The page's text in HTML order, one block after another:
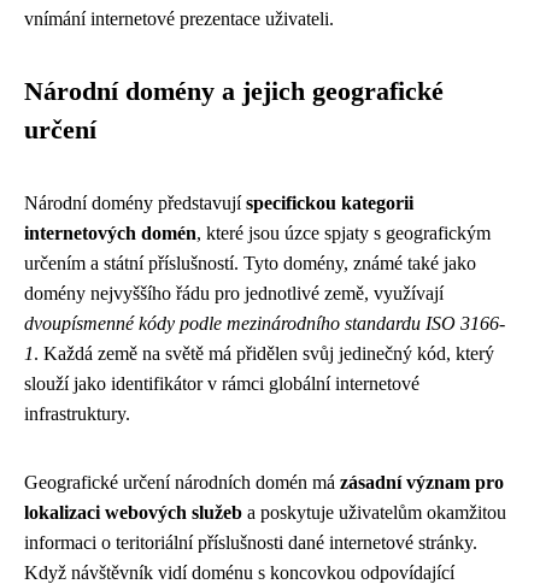
vnímání internetové prezentace uživateli.
Národní domény a jejich geografické
určení
Národní domény představujíspecifickou kategorii
internetových domén, které jsou úzce spjaty s geografickým
určením a státní příslušností. Tyto domény, známé také jako
domény nejvyššího řádu pro jednotlivé země, využívají
dvoupísmenné kódy podle mezinárodního standardu ISO 3166-
1. Každá země na světě má přidělen svůj jedinečný kód, který
slouží jako identifikátor v rámci globální internetové
infrastruktury.
Geografické určení národních domén má zásadní význam pro
lokalizaci webových služeb a poskytuje uživatelům okamžitou
informaci o teritoriální příslušnosti dané internetové stránky.
Když návštěvník vidí doménu s koncovkou odpovídající